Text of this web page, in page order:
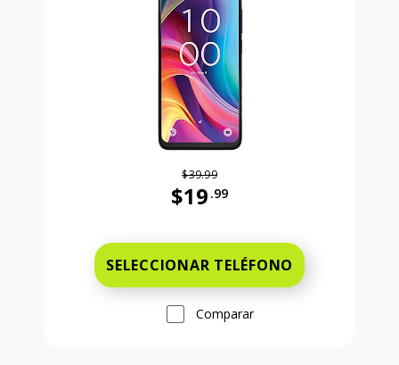
$39.99
$19 .99
SELECCIONAR TELÉFONO
Comparar